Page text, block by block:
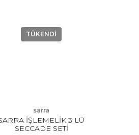
TÜKENDİ
sarra
İŞLEMELİK 3 LÜ
SECCADE SETİ